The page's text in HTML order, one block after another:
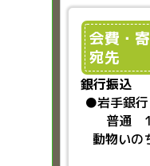
会費・
宛先
銀行振込
●岩手銀
普通
動物いの